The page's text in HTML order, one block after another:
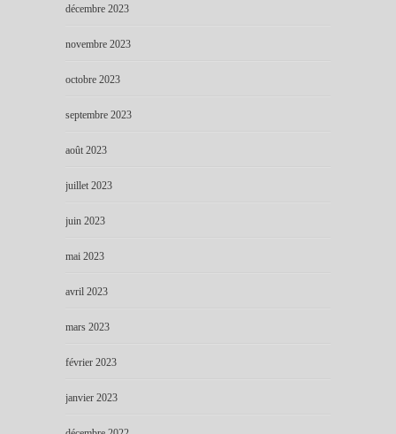
décembre 2023
novembre 2023
octobre 2023
septembre 2023
août 2023
juillet 2023
juin 2023
mai 2023
avril 2023
mars 2023
février 2023
janvier 2023